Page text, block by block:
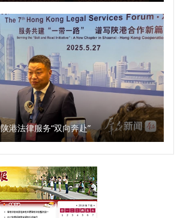
陕港法律服务“双向奔赴”